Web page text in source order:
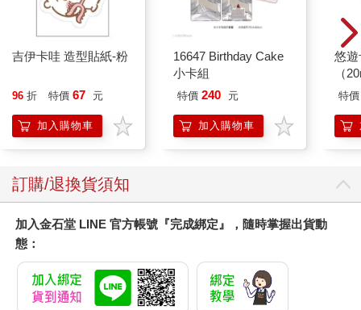
吉伊卡哇 造型貼紙-粉
96 折 特價 67 元
加入購物車
16647 Birthday Cake
小卡組
特價 240 元
加入購物車
悠
（
特價
訂購/退換貨須知
加入金石堂 LINE 官方帳號『完成綁定』，隨時掌握出貨動
態：